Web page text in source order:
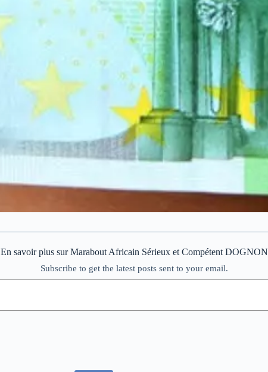
En savoir plus sur Marabout Africain Sérieux et Compétent DOGNON
Subscribe to get the latest posts sent to your email.